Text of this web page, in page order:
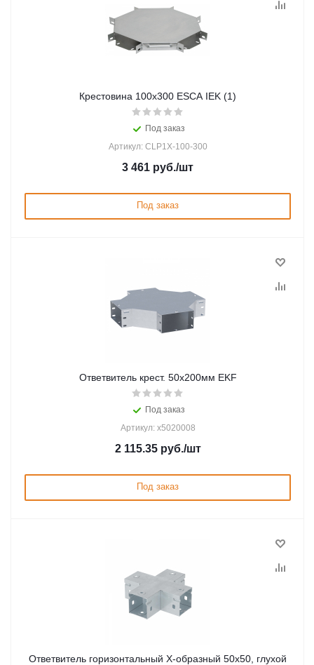
Крестовина 100х300 ESCA IEK (1)
Под заказ
Артикул: CLP1X-100-300
3 461 руб./шт
Под заказ
Ответвитель крест. 50х200мм EKF
Под заказ
Артикул: x5020008
2 115.35руб./шт
Под заказ
Ответвитель горизонтальный Х-образный 50х50, глухой